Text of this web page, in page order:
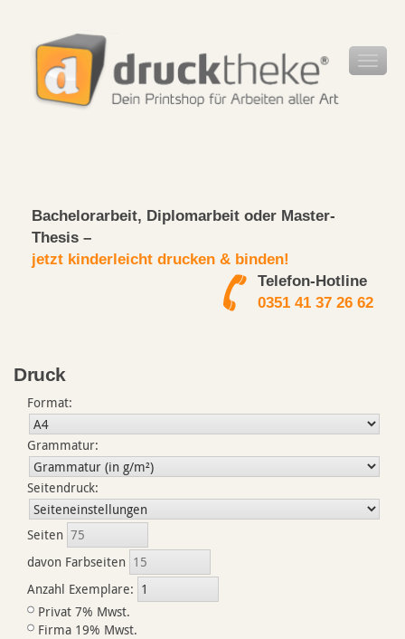
Bachelorarbeit, Diplomarbeit oder Master-
Thesis –
jetzt kinderleicht drucken & binden!
Telefon-Hotline
0351 41 37 26 62
Druck
Format:
Grammatur:
Seitendruck:
Seiten
davon Farbseiten
Anzahl Exemplare:
Privat 7% Mwst.
Firma 19% Mwst.